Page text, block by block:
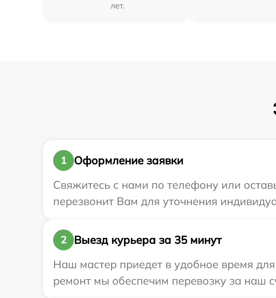
лет.
1
Оформление заявки
Свяжитесь с нами по телефону или
перезвонит Вам для уточнения
2
Выезд курьера за 35 минут
Наш мастер приедет в удобное время
ремонт мы обеспечим перевозку за наш